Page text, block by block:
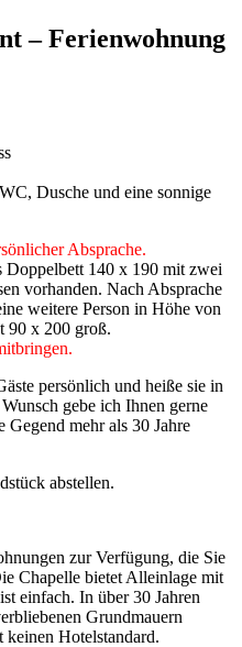
– Ferienwohnung
Dusche und eine sonnige
Absprache.
Doppelbett 140 x 190 mit zwei
vorhanden. Nach Absprache
weitere Person in Höhe von
90 x 200 groß.
persönlich und heiße sie in
gebe ich Ihnen gerne
mehr als 30 Jahre
abstellen.
zur Verfügung, die Sie
Chapelle bietet Alleinlage mit
einfach. In über 30 Jahren
Grundmauern
Hotelstandard.